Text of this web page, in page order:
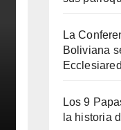
La
Boliviana
Ecclesiared
Los 9
la historia